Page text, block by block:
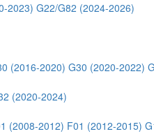
2023) G22/G82 (2024-2026)
(2016-2020) G30 (2020-2022)
(2020-2024)
(2008-2012) F01 (2012-2015)